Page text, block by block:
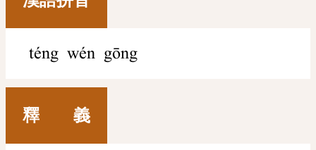
téng wén gōng
釋 義